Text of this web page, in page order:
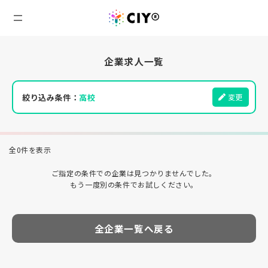
企業求人一覧
絞り込み条件：高校 変更
全0件を表示
ご指定の条件での企業は見つかりませんでした。
もう一度別の条件でお試しください。
全企業一覧へ戻る